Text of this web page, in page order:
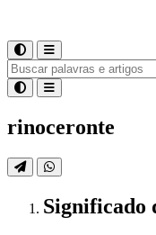
rinoceronte
Significado